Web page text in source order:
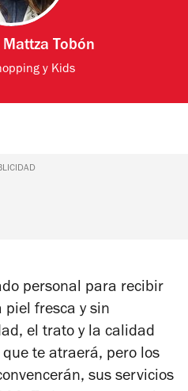
Mattza Tobón
y Kids
personal para recibir
fresca y sin
el trato y la calidad
te atraerá, pero los
sus servicios